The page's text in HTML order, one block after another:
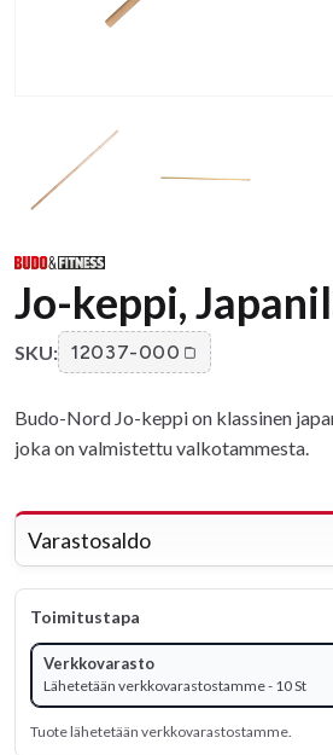
Jo-keppi,
SKU: 12037-000
Budo-Nord Jo-keppi on klassinen
joka on valmistettu valkotammesta.
Varastosaldo
Toimitustapa
Verkkovarasto
Lähetetään verkkovarastostamme - 10 St
Tuote lähetetään verkkovarastostamme.